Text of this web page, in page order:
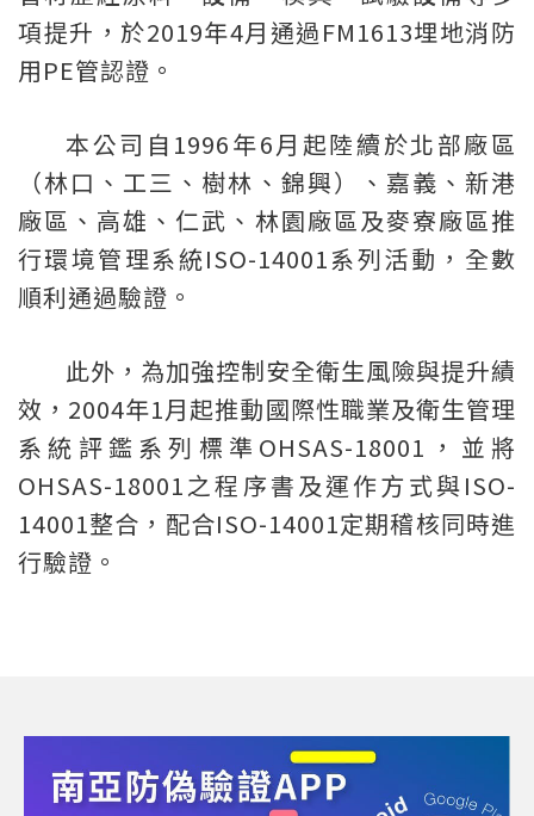
項提升，於2019年4月通過FM1613埋地消防
用PE管認證。
本公司自1996年6月起陸續於北部廠區
（林口、工三、樹林、錦興）、嘉義、新港
廠區、高雄、仁武、林園廠區及麥寮廠區推
行環境管理系統ISO-14001系列活動，全數
順利通過驗證。
此外，為加強控制安全衛生風險與提升績
效，2004年1月起推動國際性職業及衛生管理
系統評鑑系列標準OHSAS-18001，並將
OHSAS-18001之程序書及運作方式與ISO-
14001整合，配合ISO-14001定期稽核同時進
行驗證。